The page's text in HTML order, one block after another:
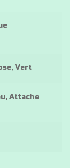
Vert
Attache